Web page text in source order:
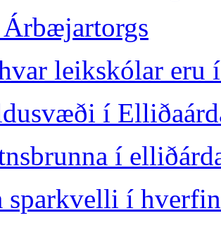
leikskólar eru
í
í
sparkvelli í